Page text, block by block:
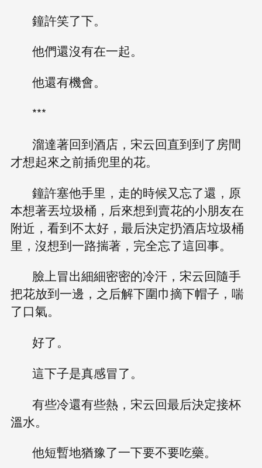
鐘許笑了下。
他們還沒有在一起。
他還有機會。
***
溜達著回到酒店，宋云回直到到了房間
才想起來之前插兜里的花。
鐘許塞他手里，走的時候又忘了還，原
本想著丟垃圾桶，后來想到賣花的小朋友在
附近，看到不太好，最后決定扔酒店垃圾桶
里，沒想到一路揣著，完全忘了這回事。
臉上冒出細細密密的冷汗，宋云回隨手
把花放到一邊，之后解下圍巾摘下帽子，喘
了口氣。
好了。
這下子是真感冒了。
有些冷還有些熱，宋云回最后決定接杯
溫水。
他短暫地猶豫了一下要不要吃藥。